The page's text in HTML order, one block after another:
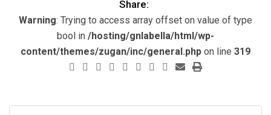
Share:
Warning: Trying to access array offset on value of type
bool in /hosting/gnlabella/html/wp-
content/themes/zugan/inc/general.php on line 319